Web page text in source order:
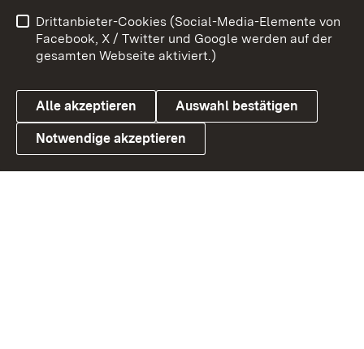
Link zum Landesportal
Barrierefreiheit
Datenschutz
Cookies
Drittanbieter-Cookies (Social-Media-Elemente von
Facebook, X / Twitter und Google werden auf der
gesamten Webseite aktiviert.)
Alle akzeptieren Auswahl bestätigen
Notwendige akzeptieren